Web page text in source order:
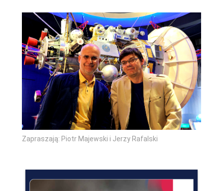
Zapraszają: Piotr Majewski i Jerzy Rafalski